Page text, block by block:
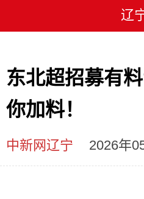
辽
东北超招募有
你加料！
中新网辽宁 2026年